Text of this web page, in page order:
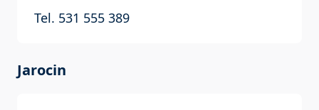
Tel. 531 555 389
Jarocin